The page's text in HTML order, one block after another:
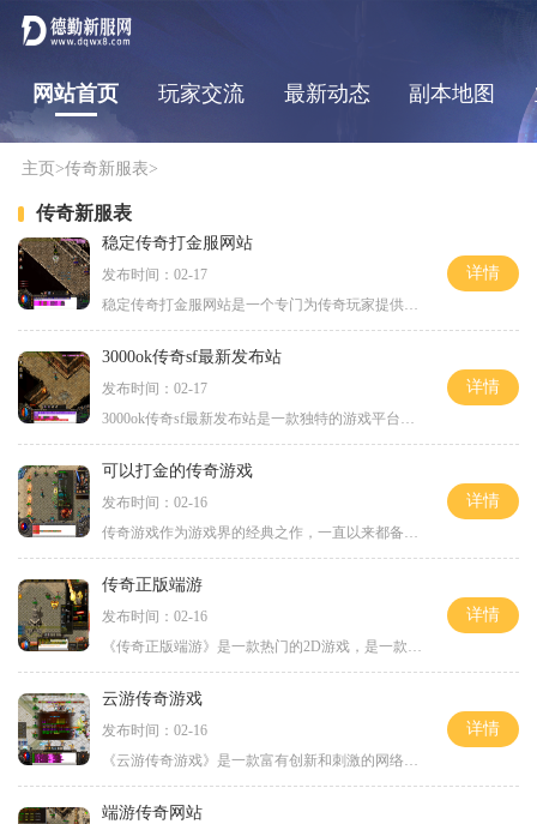
网站首页 玩家交流 最新动态 副本地图
主页>传奇新服表>
传奇新服表
稳定传奇打金服网站
发布时间：02-17
详情
3000ok传奇sf最新发布站
发布时间：02-17
详情
可以打金的传奇游戏
发布时间：02-16
详情
传奇正版端游
发布时间：02-16
详情
云游传奇游戏
发布时间：02-16
详情
端游传奇网站